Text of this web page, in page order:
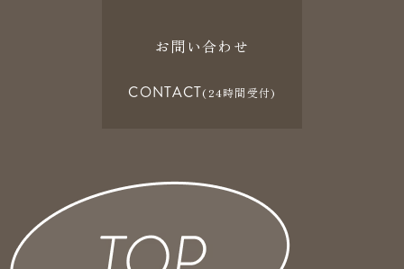
お問い合わせ
CONTACT(24時間受付)